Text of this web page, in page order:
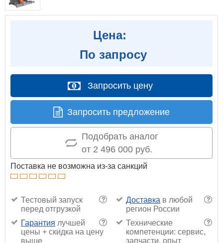
Цена:
По запросу
Запросить цену
Запросить предложение
Подобрать аналог
от 2 496 000 руб.
Поставка не возможна из-за санкций
?
Тестовый запуск
перед отгрузкой
?
Доставка в любой
регион России
?
Гарантия лучшей
цены + скидка на цену
выше
?
Технические
компетенции: сервис,
запчасти, опыт